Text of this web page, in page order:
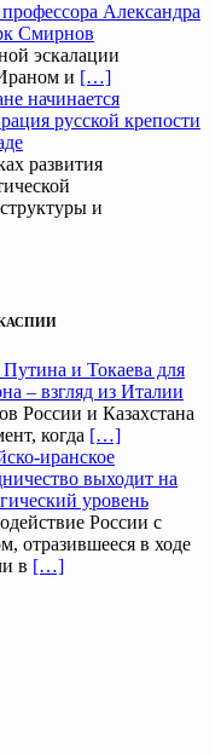
Александра
Смирнов
эскалации
и […]
начинается
русской крепости
развития
и
и Токаева для
– взгляд из Италии
России и Казахстана
когда […]
иранское
выходит на
уровень
России с
отразившееся в ходе
в […]